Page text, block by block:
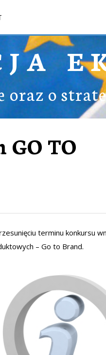
oraz o
GO TO
terminu konkursu
– Go to Brand.